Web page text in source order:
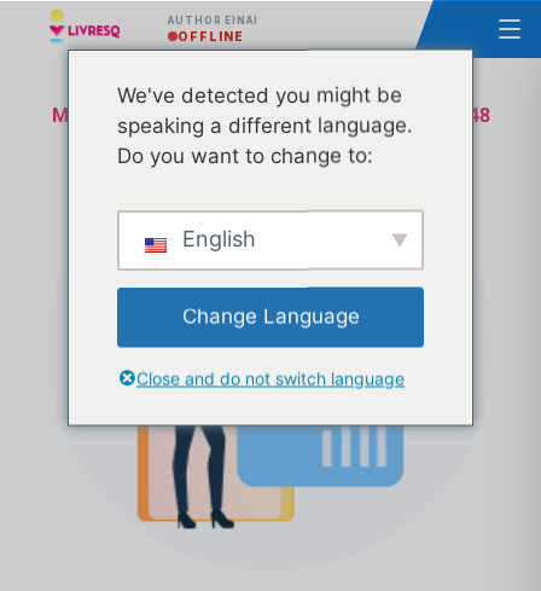
AUTHOR ΕΊΝΑΙ
OFFLINE
Μάθημα - Βασικές αρχές του LIVRESQ - Ομάδα 48
We've detected you might be
speaking a different language.
Do you want to change to:
English
Change Language
Close and do not switch language